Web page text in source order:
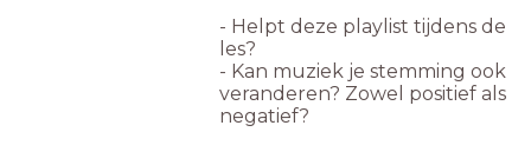
- Helpt deze playlist tijdens de
les?
- Kan muziek je stemming ook
veranderen? Zowel positief als
negatief?